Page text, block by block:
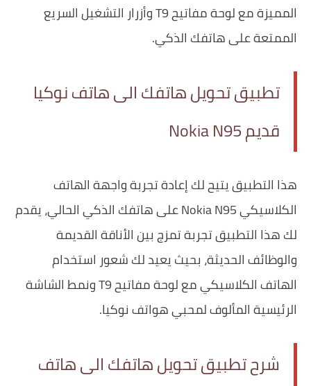
المميزة مع لوحة مفاتيح T9 وأزرار التشغيل السريع
الممتعة على هاتفك الذكي.
تطبيق تحويل هاتفك الى هاتف نوكيا
قديم Nokia N95
هذا التطبيق يتيح لك إعادة تجربة واجهة الهاتف
الكلاسيكي Nokia N95 على هاتفك الذكي الحالي، يقدم
لك هذا التطبيق تجربة تمزج بين الأناقة القديمة
والوظائف الحديثة، بحيث يعيد لك شعور استخدام
الهاتف الكلاسيكي مع لوحة مفاتيح T9 ونمط الشاشة
الرئيسية المألوف لمحبي هواتف نوكيا.
شرح تطبيق تحويل هاتفك الى هاتف